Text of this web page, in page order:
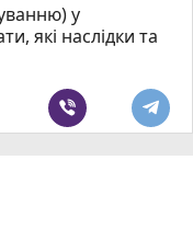
у
які наслідки та